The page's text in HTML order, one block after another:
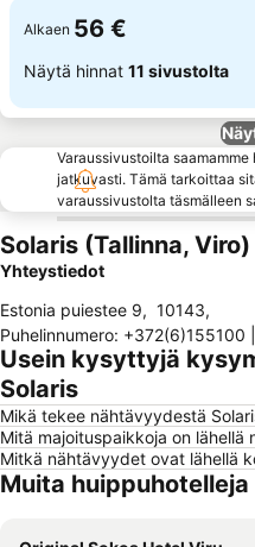
Alkaen 56 €
Näytä hinnat 11 sivustolta
Varaussivustoilta
jatkuvasti. Tämä tarkoittaa
varaussivustolta täsmälleen
Solaris (Tallinna, Viro)
Yhteystiedot
Estonia puiestee 9, 10143,
Puhelinnumero: +372(6)155100
Usein kysyttyjä
Solaris
Mikä tekee nähtävyydestä
Mitä majoituspaikkoja on lähellä
Mitkä nähtävyydet ovat lähellä
Muita huippuhotelleja